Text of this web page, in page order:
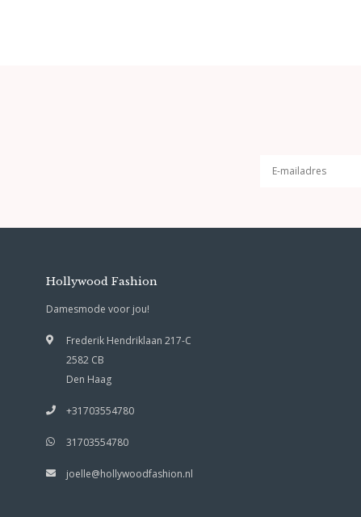
Hollywood Fashion
Damesmode voor jou!
Frederik Hendriklaan 217-C
2582 CB
Den Haag
+31703554780
31703554780
joelle@hollywoodfashion.nl